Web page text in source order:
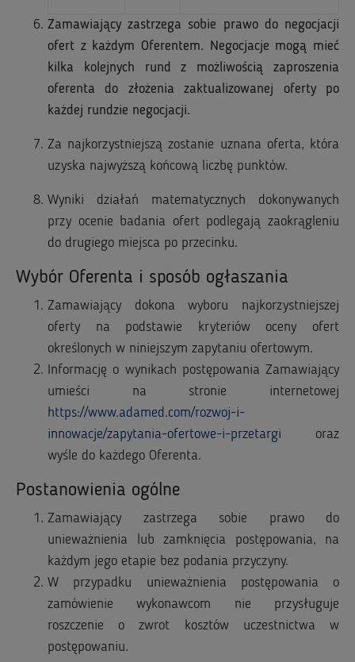
Zamawiający zastrzega sobie prawo do negocjacji
ofert z każdym Oferentem. Negocjacje mogą mieć
kilka kolejnych rund z możliwością zaproszenia
oferenta do złożenia zaktualizowanej oferty po
każdej rundzie negocjacji.
Za najkorzystniejszą zostanie uznana oferta, która
uzyska najwyższą końcową liczbę punktów.
Wyniki działań matematycznych dokonywanych
przy ocenie badania ofert podlegają zaokrągleniu
do drugiego miejsca po przecinku.
Wybór Oferenta i sposób ogłaszania
Zamawiający dokona wyboru najkorzystniejszej
oferty na podstawie kryteriów oceny ofert
określonych w niniejszym zapytaniu ofertowym.
Informację o wynikach postępowania Zamawiający
umieści na stronie internetowej
https://www.adamed.com/rozwoj-i-
innowacje/zapytania-ofertowe-i-przetargi oraz
wyśle do każdego Oferenta.
Postanowienia ogólne
Zamawiający zastrzega sobie prawo do
unieważnienia lub zamknięcia postępowania, na
każdym jego etapie bez podania przyczyny.
W przypadku unieważnienia postępowania o
zamówienie wykonawcom nie przysługuje
roszczenie o zwrot kosztów uczestnictwa w
postępowaniu.